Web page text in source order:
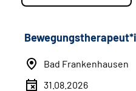
Bad Frankenhausen
31.08.2026